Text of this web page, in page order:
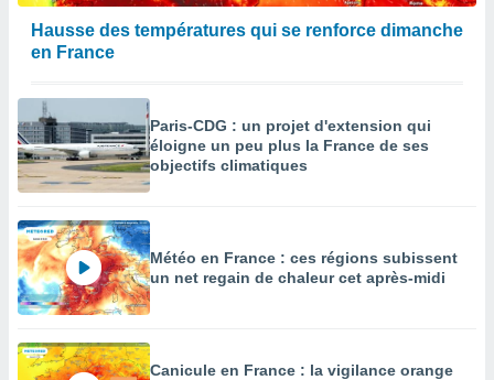
Hausse des températures qui se renforce dimanche
en France
Paris-CDG : un projet d'extension qui
éloigne un peu plus la France de ses
objectifs climatiques
Météo en France : ces régions subissent
un net regain de chaleur cet après-midi
Canicule en France : la vigilance orange